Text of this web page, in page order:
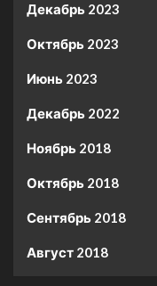
Декабрь 2023
Октябрь 2023
Июнь 2023
Декабрь 2022
Ноябрь 2018
Октябрь 2018
Сентябрь 2018
Август 2018